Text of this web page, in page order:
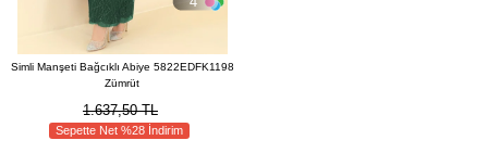
Simli Manşeti Bağcıklı Abiye 5822EDFK1198
Zümrüt
1.637,50 TL
Sepette Net %28 İndirim